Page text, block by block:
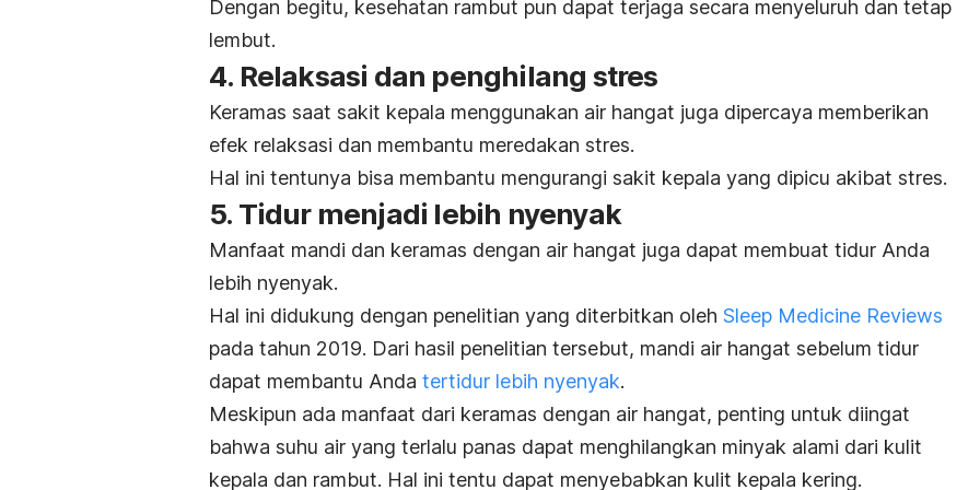
Dengan begitu, kesehatan rambut pun dapat terjaga secara menyeluruh dan tetap
lembut.
4. Relaksasi dan penghilang stres
Keramas saat sakit kepala menggunakan air hangat juga dipercaya memberikan
efek relaksasi dan membantu meredakan stres.
Hal ini tentunya bisa membantu mengurangi sakit kepala yang dipicu akibat stres.
5. Tidur menjadi lebih nyenyak
Manfaat mandi dan keramas dengan air hangat juga dapat membuat tidur Anda
lebih nyenyak.
Hal ini didukung dengan penelitian yang diterbitkan oleh Sleep Medicine Reviews
pada tahun 2019. Dari hasil penelitian tersebut, mandi air hangat sebelum tidur
dapat membantu Anda tertidur lebih nyenyak.
Meskipun ada manfaat dari keramas dengan air hangat, penting untuk diingat
bahwa suhu air yang terlalu panas dapat menghilangkan minyak alami dari kulit
kepala dan rambut. Hal ini tentu dapat menyebabkan kulit kepala kering.